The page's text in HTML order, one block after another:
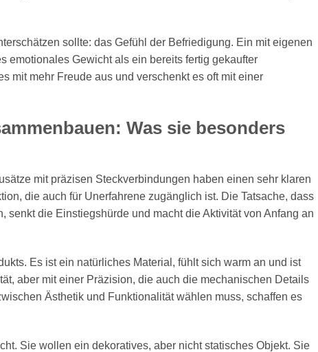
sollte: das Gefühl der Befriedigung. Ein mit eigenen
emotionales Gewicht als ein bereits fertig gekaufter
mit mehr Freude aus und verschenkt es oft mit einer
Was sie besonders
mit präzisen Steckverbindungen haben einen sehr klaren
die auch für Unerfahrene zugänglich ist. Die Tatsache, dass
die Einstiegshürde und macht die Aktivität von Anfang an
Es ist ein natürliches Material, fühlt sich warm an und ist
aber mit einer Präzision, die auch die mechanischen Details
Ästhetik und Funktionalität wählen muss, schaffen es
Sie wollen ein dekoratives, aber nicht statisches Objekt. Sie